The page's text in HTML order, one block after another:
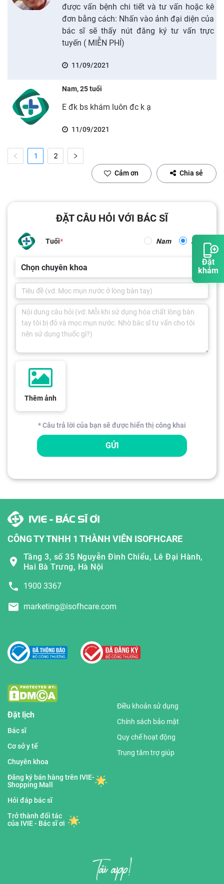
Đặt
khám
được vấn bệnh chi tiết và tư vấn hoặc kê
đơn bằng cách: Nhấn vào ảnh đại diện của
bác sĩ sẽ thấy nút đăng ký tư vấn trực
tuyến ( MIỄN PHÍ)
11/09/2021
Nam, 25 tuổi
E đk bs khám luôn đc k ạ
11/09/2021
1 2
Cảm ơn Chia sẻ
ĐẶT CÂU HỎI VỚI BÁC SĨ
Tuổi Nam Nữ
Chọn chuyên khoa
Thêm ảnh
* Câu trả lời của bạn sẽ được hiển thị công khai
GỬI
CÔNG TY TNHH 1 THÀNH VIÊN ISOFHCARE
Tầng 3, số 35 Nguyễn Đình Chiểu, Lê Đại Hành,
Hai Bà Trưng, Hà Nội
1900 3367
marketing@isofhcare.com
Đặt lịch
Bác sĩ
Cơ sở y tế
Chuyên khoa
Đăng ký bán hàng trên IVIE-
Shopping Mall
Hỏi đáp bác sĩ
Trở thành đối tác
của IVIE - Bác sĩ ơi
Điều khoản sử dụng
Chính sách bảo mật
Quy chế hoạt động
Trung tâm trợ giúp